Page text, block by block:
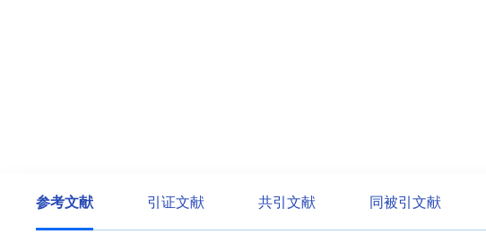
参考文献 引证文献 共引文献 同被引文献